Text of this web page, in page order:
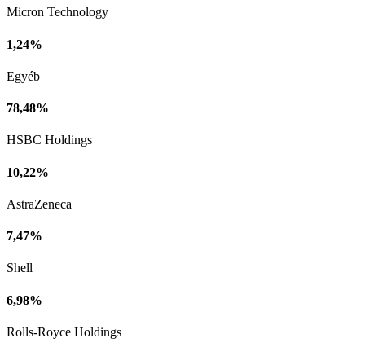
Micron Technology
1,24%
Egyéb
78,48%
HSBC Holdings
10,22%
AstraZeneca
7,47%
Shell
6,98%
Rolls-Royce Holdings